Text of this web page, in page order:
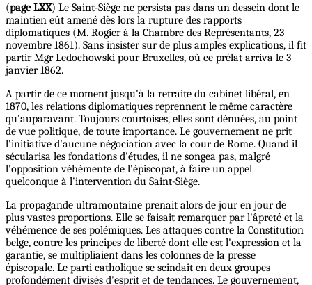
(page LXX) Le Saint-Siège ne persista pas dans un dessein dont le
maintien eût amené dès lors la rupture des rapports
diplomatiques (M. Rogier à la Chambre des Représentants, 23
novembre 1861). Sans insister sur de plus amples explications, il fit
partir Mgr Ledochowski pour Bruxelles, où ce prélat arriva le 3
janvier 1862.
A partir de ce moment jusqu'à la retraite du cabinet libéral, en
1870, les relations diplomatiques reprennent le même caractère
qu'auparavant. Toujours courtoises, elles sont dénuées, au point
de vue politique, de toute importance. Le gouvernement ne prit
l'initiative d'aucune négociation avec la cour de Rome. Quand il
sécularisa les fondations d'études, il ne songea pas, malgré
l'opposition véhémente de l'épiscopat, à faire un appel
quelconque à l'intervention du Saint-Siège.
La propagande ultramontaine prenait alors de jour en jour de
plus vastes proportions. Elle se faisait remarquer par l'âpreté et la
véhémence de ses polémiques. Les attaques contre la Constitution
belge, contre les principes de liberté dont elle est l'expression et la
garantie, se multipliaient dans les colonnes de la presse
épiscopale. Le parti catholique se scindait en deux groupes
profondément divisés d'esprit et de tendances. Le gouvernement,